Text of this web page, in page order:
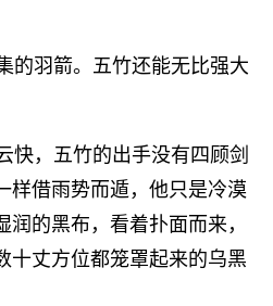
羽箭。五竹还能无比强大
，五竹的出手没有四顾剑
样借雨势而遁，他只是冷漠
的黑布，看着扑面而来，
十丈方位都笼罩起来的乌黑